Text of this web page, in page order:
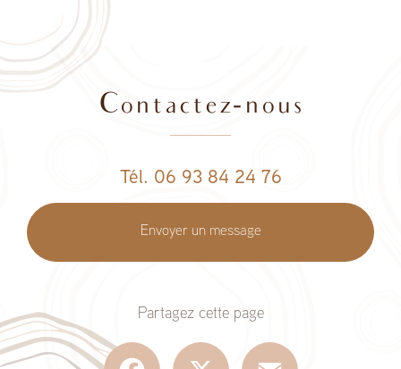
Contactez-nous
Tél. 06 93 84 24 76
Envoyer un message
Partagez cette page
Facebook